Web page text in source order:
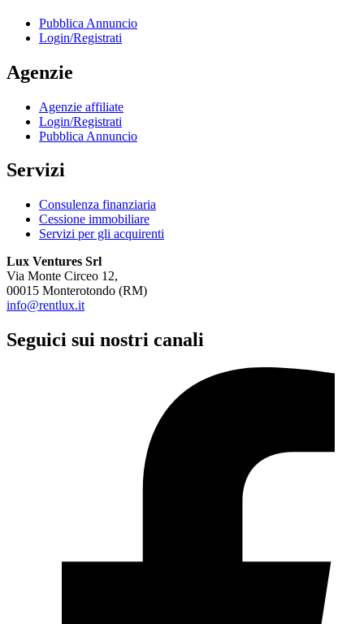
Pubblica Annuncio
Login/Registrati
Agenzie
Agenzie affiliate
Login/Registrati
Pubblica Annuncio
Servizi
Consulenza finanziaria
Cessione immobiliare
Servizi per gli acquirenti
Lux Ventures Srl
Via Monte Circeo 12,
00015 Monterotondo (RM)
info@rentlux.it
Seguici sui nostri canali